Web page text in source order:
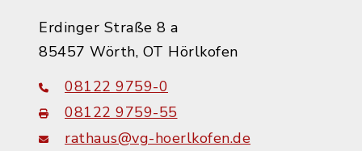
Erdinger Straße 8 a
85457 Wörth, OT Hörlkofen
08122 9759-0
08122 9759-55
rathaus@vg-hoerlkofen.de